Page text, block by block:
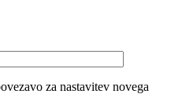
za nastavitev novega